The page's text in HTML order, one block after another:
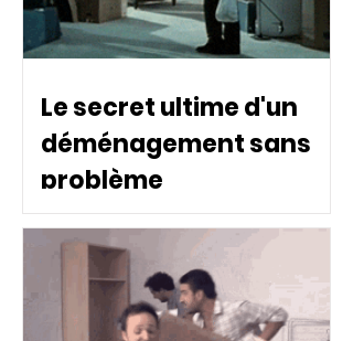
Le secret ultime d'un
déménagement sans
problème